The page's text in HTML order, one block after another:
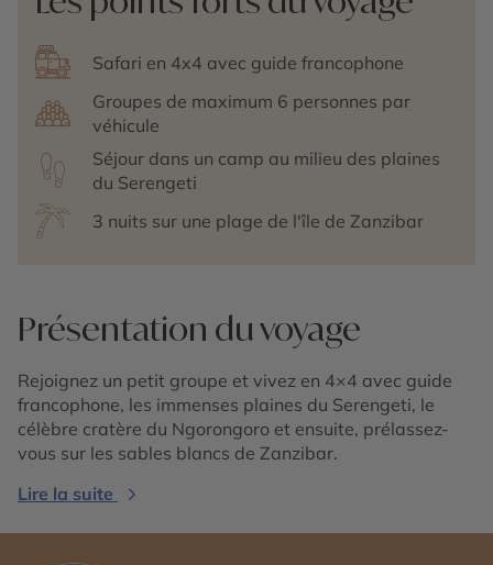
Safari en 4x4 avec guide francophone
Groupes de maximum 6 personnes par
véhicule
Séjour dans un camp au milieu des plaines
du Serengeti
3 nuits sur une plage de l'île de Zanzibar
Présentation du voyage
Rejoignez un petit groupe et vivez en 4×4 avec guide
francophone, les immenses plaines du Serengeti, le
célèbre cratère du Ngorongoro et ensuite, prélassez-
vous sur les sables blancs de Zanzibar.
Lire la suite